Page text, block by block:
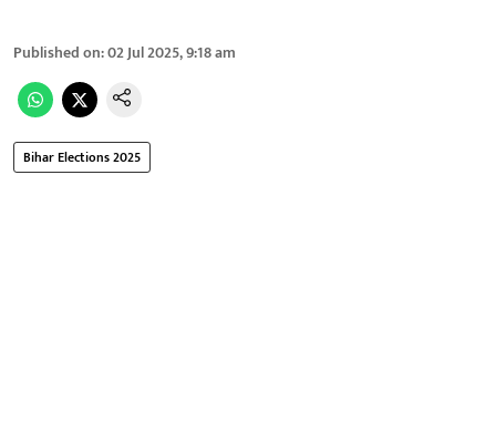
Published on:02 Jul 2025, 9:18 am
Bihar Elections 2025